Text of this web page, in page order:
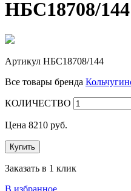
НБС18708/144
Артикул НБС18708/144
Все товары бренда
КОЛИЧЕСТВО
Цена 8210 руб.
Купить
Заказать в 1 клик
В избранное